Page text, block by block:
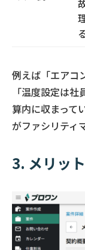
例えば「エアコ
「温度設定は
算内に収まって
がファシリティ
3. メリッ